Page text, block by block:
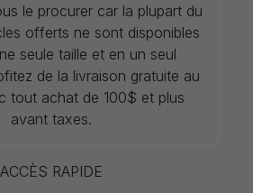
le procurer car la plupart du
offerts ne sont disponibles
seule taille et en un seul
de la livraison gratuite au
tout achat de 100$ et plus
avant taxes.
ACCÈS RAPIDE